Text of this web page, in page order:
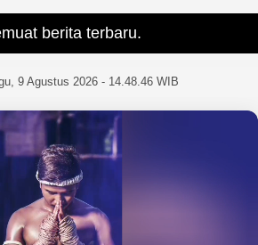
berita terbaru.
9 Agustus 2026 - 14.48.48 WIB